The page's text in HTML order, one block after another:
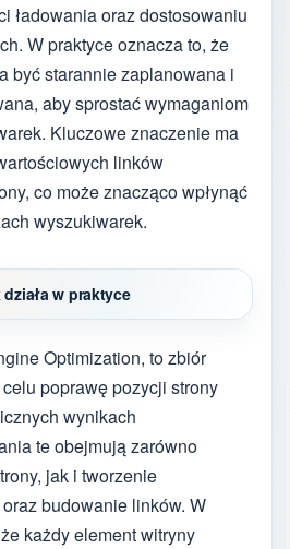
ładowania oraz dostosowaniu
W praktyce oznacza to, że
być starannie zaplanowana i
aby sprostać wymaganiom
Kluczowe znaczenie ma
linków
co może znacząco wpłynąć
wyszukiwarek.
w praktyce
Optimization, to zbiór
poprawę pozycji strony
wynikach
te obejmują zarówno
jak i tworzenie
budowanie linków. W
każdy element witryny